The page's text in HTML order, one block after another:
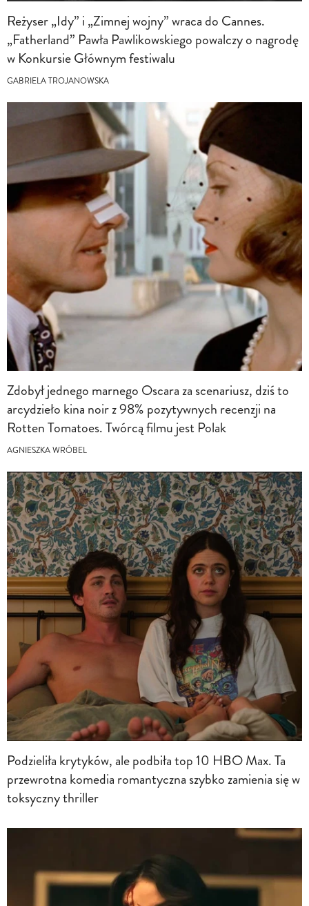
Reżyser „Idy” i „Zimnej wojny” wraca do Cannes.
„Fatherland” Pawła Pawlikowskiego powalczy o nagrodę
w Konkursie Głównym festiwalu
GABRIELA TROJANOWSKA
Zdobył jednego marnego Oscara za scenariusz, dziś to
arcydzieło kina noir z 98% pozytywnych recenzji na
Rotten Tomatoes. Twórcą filmu jest Polak
AGNIESZKA WRÓBEL
Podzieliła krytyków, ale podbiła top 10 HBO Max. Ta
przewrotna komedia romantyczna szybko zamienia się w
toksyczny thriller